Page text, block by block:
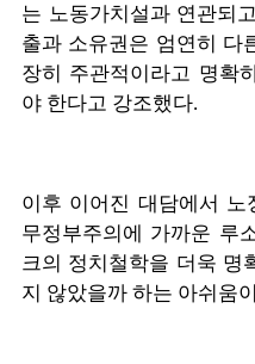
는 노동가치설과 연관되
출과 소유권은 엄연히 다
장히 주관적이라고 명확
야 한다고 강조했다.
이후 이어진 대담에서
무정부주의에 가까운 루
크의 정치철학을 더욱 명
지 않았을까 하는 아쉬움